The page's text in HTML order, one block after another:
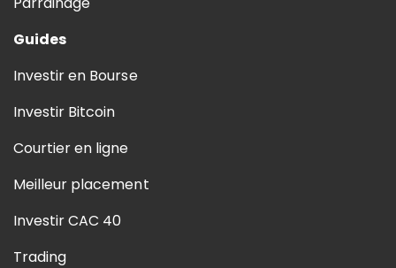
Guides
Investir en Bourse
Investir Bitcoin
Courtier en ligne
Meilleur placement
Investir CAC 40
Trading